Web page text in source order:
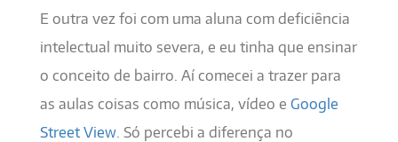
E outra vez foi com uma aluna com deficiência
intelectual muito severa, e eu tinha que ensinar
o conceito de bairro. Aí comecei a trazer para
as aulas coisas como música, vídeo e Google
Street View . Só percebi a diferença no